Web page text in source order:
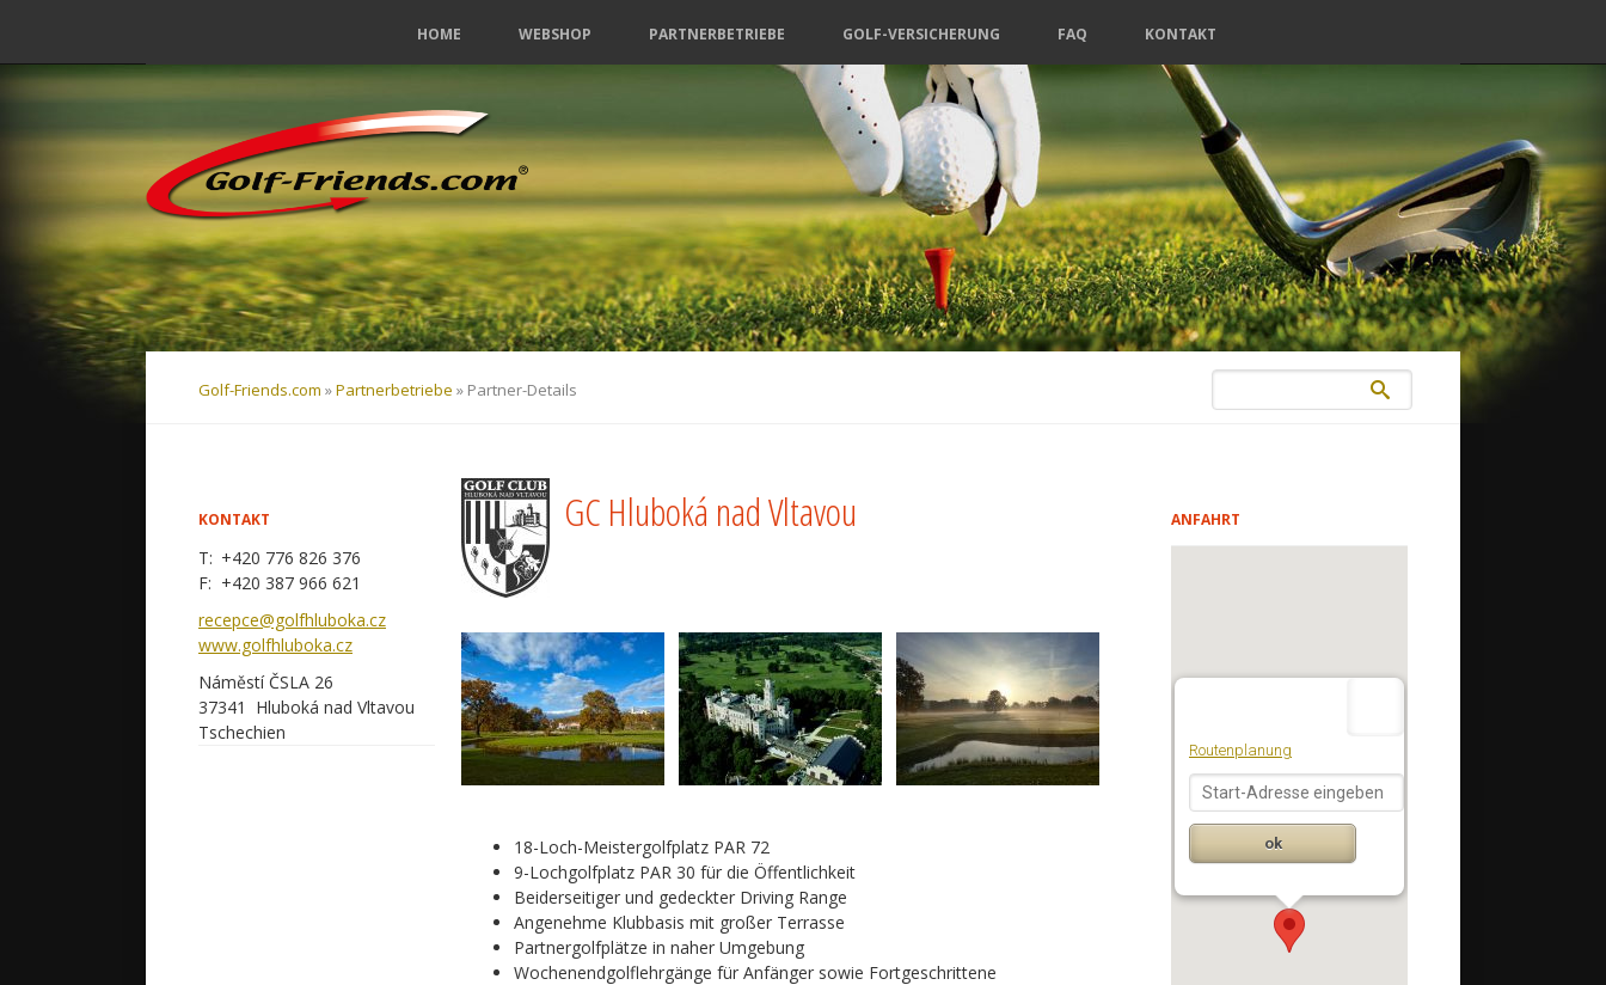
überspringen
HOME WEBSHOP PARTNERBETRIEBE GOLF-VERSICHERUNG FAQ KONTAKT
Navigation
überspringen
Golf-Friends.com »Partnerbetriebe » Partner-Details
KONTAKT
+420 776 826 376
+420 387 966 621
recepce@golfhluboka.cz
www.golfhluboka.cz
Náměstí ČSLA 26
37341
Hluboká nad Vltavou
Tschechien
GC Hluboká nad Vltavou
18-Loch-Meistergolfplatz PAR 72
9-Lochgolfplatz PAR 30 für die Öffentlichkeit
Beiderseitiger und gedeckter Driving Range
Angenehme Klubbasis mit großer Terrasse
Partnergolfplätze in naher Umgebung
Wochenendgolflehrgänge für Anfänger sowie Fortgeschrittene
ANFAHRT
Routenplanung